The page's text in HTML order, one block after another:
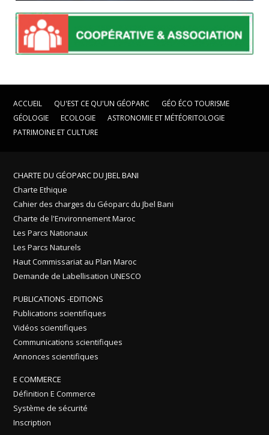
ACCUEIL QU'EST CE QU'UN GÉOPARC
GÉO ÉCO TOURISME
GÉOLOGIE
ECOLOGIE
ASTRONOMIE ET MÉTÉORITOLOGIE
PATRIMOINE ET CULTURE
CHARTE DU GÉOPARC DU JBEL BANI
Charte Ethique
Cahier des charges du Géoparc du Jbel Bani
Charte de l'Environnement Maroc
Les Parcs Nationaux
Les Parcs Naturels
Haut Commissariat au Plan Maroc
Demande de Labellisation UNESCO
PUBLICATIONS -EDITIONS
Publications scientifiques
Vidéos scientifiques
Communications scientifiques
Annonces scientifiques
E COMMERCE
Définition E Commerce
Système de sécurité
Inscription